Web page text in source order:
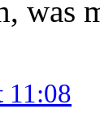
was
11:08